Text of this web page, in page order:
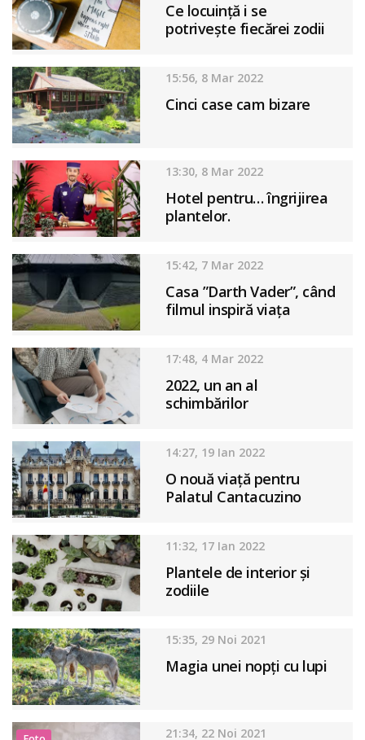
Ce locuință i se
potrivește fiecărei zodii
15:56, 8 Mar 2022
Cinci case cam bizare
13:30, 8 Mar 2022
Hotel pentru… îngrijirea
plantelor.
15:42, 7 Mar 2022
Casa ”Darth Vader”, când
filmul inspiră viața
17:48, 4 Mar 2022
2022, un an al
schimbărilor
14:27, 19 Ian 2022
O nouă viață pentru
Palatul Cantacuzino
11:32, 17 Ian 2022
Plantele de interior și
zodiile
15:35, 29 Noi 2021
Magia unei nopți cu lupi
21:34, 22 Noi 2021